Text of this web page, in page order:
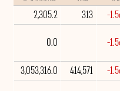
-
313
2,305.2
-
0.0
-
414,571
3,053,316.0